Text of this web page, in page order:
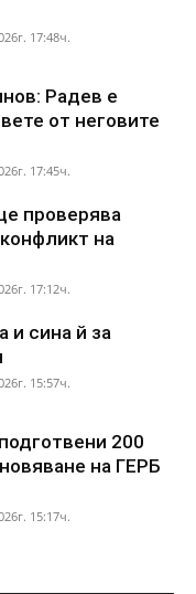
17:48ч.
Радев е
от неговите
17:45ч.
проверява
на
17:12ч.
и сина й за
15:57ч.
200
на ГЕРБ
15:17ч.